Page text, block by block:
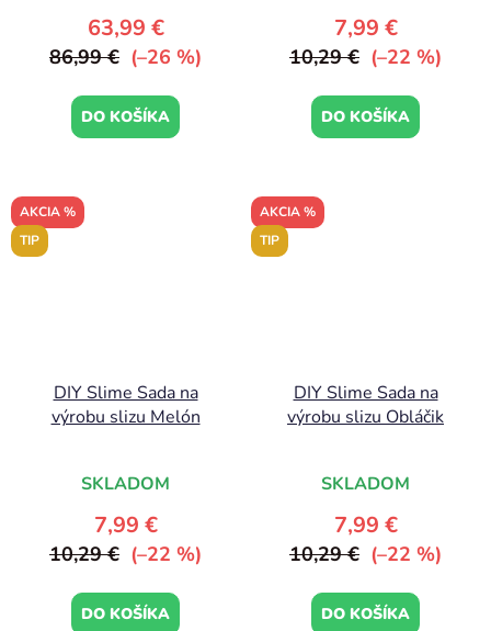
63,99 €
86,99 € (–26 %)
DO KOŠÍKA
7,99 €
10,29 € (–22 %)
DO KOŠÍKA
AKCIA %
TIP
DIY Slime Sada na
výrobu slizu Melón
SKLADOM
7,99 €
10,29 € (–22 %)
DO KOŠÍKA
AKCIA %
TIP
DIY Slime Sada na
výrobu slizu Obláčik
SKLADOM
7,99 €
10,29 € (–22 %)
DO KOŠÍKA